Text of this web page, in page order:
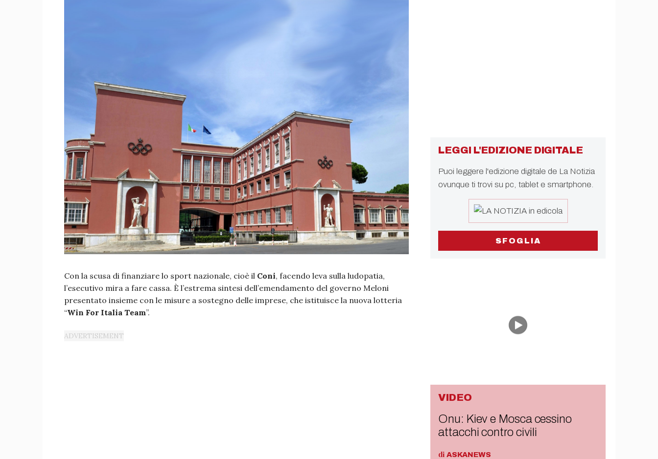
Con la scusa di finanziare lo sport nazionale, cioè il Coni, facendo leva sulla ludopatia,
l’esecutivo mira a fare cassa. È l’estrema sintesi dell’emendamento del governo Meloni
presentato insieme con le misure a sostegno delle imprese, che istituisce la nuova lotteria
“Win For Italia Team”.
LEGGI L'EDIZIONE DIGITALE
Puoi leggere l'edizione digitale de La Notizia
ovunque ti trovi su pc, tablet e smartphone.
SFOGLIA
VIDEO
Onu: Kiev e Mosca cessino
attacchi contro civili
di ASKANEWS